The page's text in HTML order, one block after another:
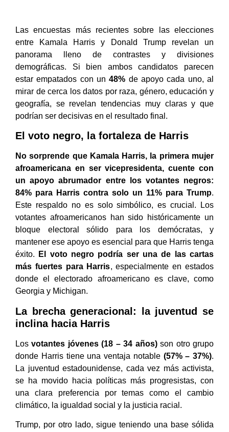
Las encuestas más recientes sobre las elecciones
entre Kamala Harris y Donald Trump revelan un
panorama lleno de contrastes y divisiones
demográficas. Si bien ambos candidatos parecen
estar empatados con un48% de apoyo cada uno, al
mirar de cerca los datos por raza, género, educación y
geografía, se revelan tendencias muy claras y que
podrían ser decisivas en el resultado final.
El voto negro, la fortaleza de Harris
No sorprende que Kamala Harris, la primera mujer
afroamericana en ser vicepresidenta, cuente con
un apoyo abrumador entre los votantes negros:
84% para Harris contra solo un 11% para Trump.
Este respaldo no es solo simbólico, es crucial. Los
votantes afroamericanos han sido históricamente un
bloque electoral sólido para los demócratas, y
mantener ese apoyo es esencial para que Harris tenga
éxito.
El voto negro podría ser una de las cartas
más fuertes para Harris, especialmente en estados
donde el electorado afroamericano es clave, como
Georgia y Michigan.
La brecha generacional: la juventud se
inclina hacia Harris
Losvotantes jóvenes (18 – 34 años)son otro grupo
donde Harris tiene una ventaja notable (57% – 37%).
La juventud estadounidense, cada vez más activista,
se ha movido hacia políticas más progresistas, con
una clara preferencia por temas como el cambio
climático, la igualdad social y la justicia racial.
Trump, por otro lado, sigue teniendo una base sólida